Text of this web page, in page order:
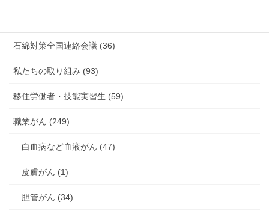
石綿対策全国連絡会議 (36)
私たちの取り組み (93)
移住労働者・技能実習生 (59)
職業がん (249)
白血病など血液がん (47)
皮膚がん (1)
胆管がん (34)